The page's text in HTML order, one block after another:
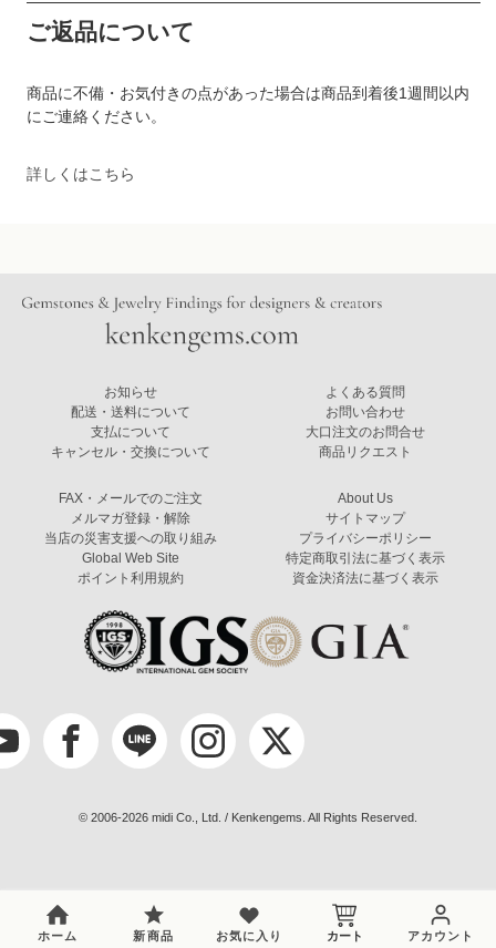
ご返品について
商品に不備・お気付きの点があった場合は商品到着後1週間以内
にご連絡ください。
詳しくはこちら
お知らせ
配送・送料について
支払について
キャンセル・交換について
よくある質問
お問い合わせ
大口注文のお問合せ
商品リクエスト
FAX・メールでのご注文
メルマガ登録・解除
当店の災害支援への取り組み
Global Web Site
ポイント利用規約
About Us
サイトマップ
プライバシーポリシー
特定商取引法に基づく表示
資金決済法に基づく表示
© 2006-2026 midi Co., Ltd. / Kenkengems. All Rights Reserved.
ホーム 新商品 お気に入り カート アカウント